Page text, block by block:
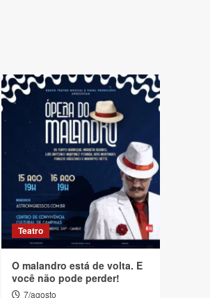
Teatro
O malandro está de volta. E
você não pode perder!
7/agosto